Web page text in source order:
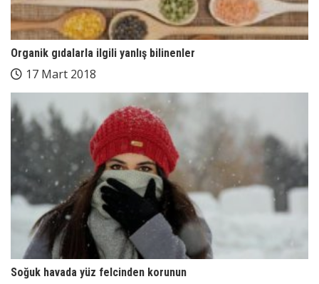
Organik gıdalarla ilgili yanlış bilinenler
17 Mart 2018
Soğuk havada yüz felcinden korunun